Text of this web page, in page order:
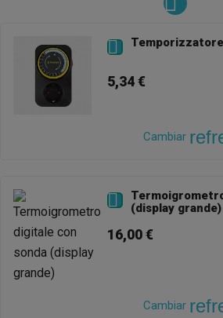

5,34 €
Cambiar

(display grande)
16,00 €
Cambiar